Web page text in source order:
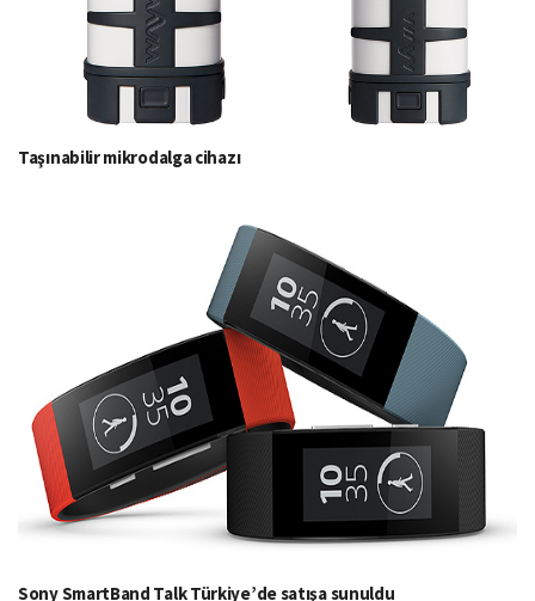
Taşınabilir mikrodalga cihazı
Sony SmartBand Talk Türkiye’de satışa sunuldu